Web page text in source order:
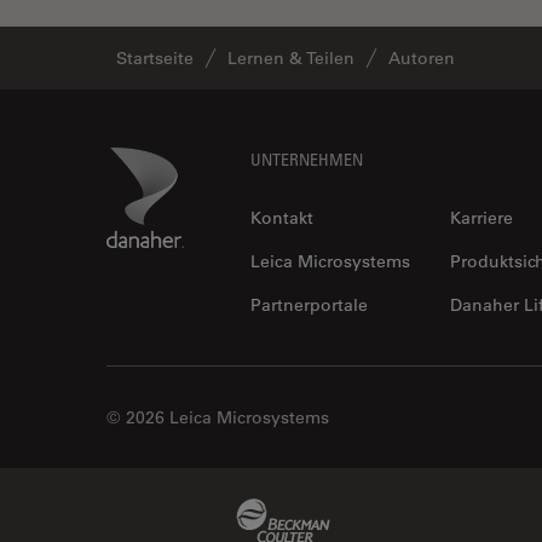
Startseite Lernen & Teilen Autoren
Danaher Logo UNTERNEHMEN
Kontakt
Karriere
Leica Microsystems
Partnerportale
Danaher
© 2026 Leica Microsystems